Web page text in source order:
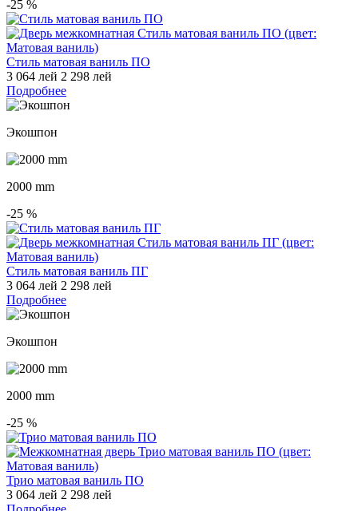
-25 %
Стиль матовая ваниль ПО
3 064 лей 2 298 лей
Подробнее
Экошпон
2000 mm
-25 %
Стиль матовая ваниль ПГ
3 064 лей 2 298 лей
Подробнее
Экошпон
2000 mm
-25 %
Трио матовая ваниль ПО
3 064 лей 2 298 лей